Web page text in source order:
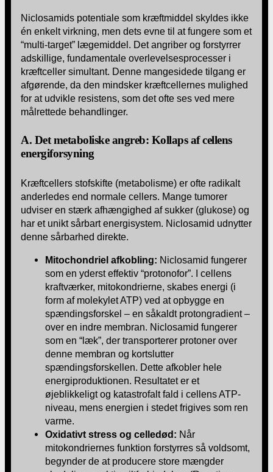
Niclosamids potentiale som kræftmiddel skyldes ikke
én enkelt virkning, men dets evne til at fungere som et
“multi-target” lægemiddel. Det angriber og forstyrrer
adskillige, fundamentale overlevelsesprocesser i
kræftceller simultant. Denne mangesidede tilgang er
afgørende, da den mindsker kræftcellernes mulighed
for at udvikle resistens, som det ofte ses ved mere
målrettede behandlinger.
A. Det metaboliske angreb: Kollaps af cellens
energiforsyning
Kræftcellers stofskifte (metabolisme) er ofte radikalt
anderledes end normale cellers. Mange tumorer
udviser en stærk afhængighed af sukker (glukose) og
har et unikt sårbart energisystem. Niclosamid udnytter
denne sårbarhed direkte.
Mitochondriel afkobling: Niclosamid fungerer
som en yderst effektiv “protonofor”. I cellens
kraftværker, mitokondrierne, skabes energi (i
form af molekylet ATP) ved at opbygge en
spændingsforskel – en såkaldt protongradient –
over en indre membran. Niclosamid fungerer
som en “læk”, der transporterer protoner over
denne membran og kortslutter
spændingsforskellen. Dette afkobler hele
energiproduktionen. Resultatet er et
øjeblikkeligt og katastrofalt fald i cellens ATP-
niveau, mens energien i stedet frigives som ren
varme.
Oxidativt stress og celledød: Når
mitokondriernes funktion forstyrres så voldsomt,
begynder de at producere store mængder